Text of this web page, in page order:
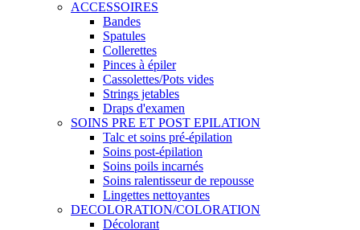
ACCESSOIRES
Bandes
Spatules
Collerettes
Pinces à épiler
Cassolettes/Pots vides
Strings jetables
Draps d'examen
SOINS PRE ET POST EPILATION
Talc et soins pré-épilation
Soins post-épilation
Soins poils incarnés
Soins ralentisseur de repousse
Lingettes nettoyantes
DECOLORATION/COLORATION
Décolorant